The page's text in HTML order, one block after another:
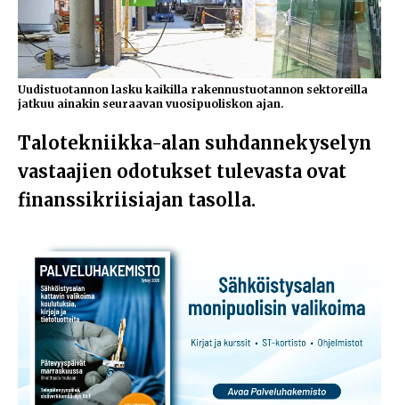
Uudistuotannon lasku kaikilla rakennustuotannon sektoreilla
jatkuu ainakin seuraavan vuosipuoliskon ajan.
Talotekniikka-alan suhdannekyselyn
vastaajien odotukset tulevasta ovat
finanssikriisiajan tasolla.